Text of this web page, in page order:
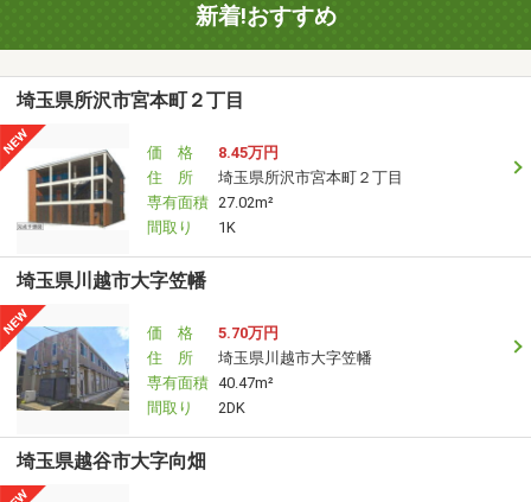
新着!おすすめ
埼玉県所沢市宮本町２丁目
価 格
8.45万円
住 所
埼玉県所沢市宮本町２丁目
専有面積 27.02m²
間取り
1K
埼玉県川越市大字笠幡
価 格
5.70万円
住 所
埼玉県川越市大字笠幡
専有面積 40.47m²
間取り
2DK
埼玉県越谷市大字向畑